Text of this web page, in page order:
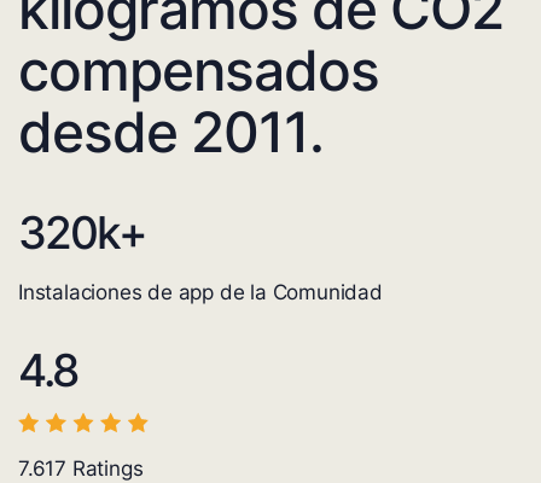
compensados
desde 2011.
320k+
Instalaciones de app de la Comunidad
4.8
7.617 Ratings